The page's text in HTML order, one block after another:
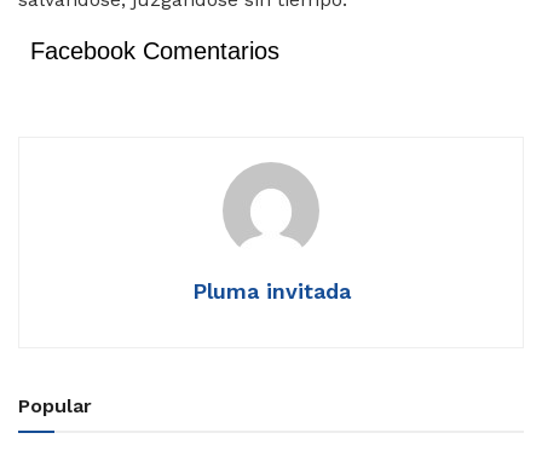
Facebook Comentarios
Pluma invitada
Popular